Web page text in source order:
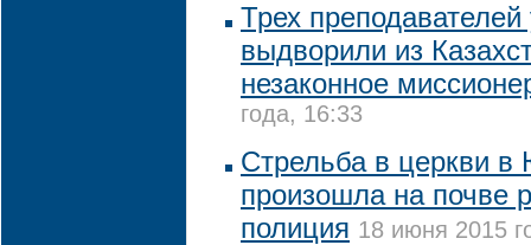
Трех преподавателей
выдворили из
незаконное
года, 16:33
Стрельба в церкви
произошла на почве
полиция 18 июня 2015